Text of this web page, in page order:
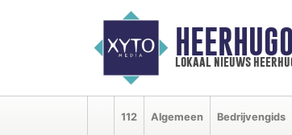
lokaal nieuws
112 Algemeen Bedrijvengids